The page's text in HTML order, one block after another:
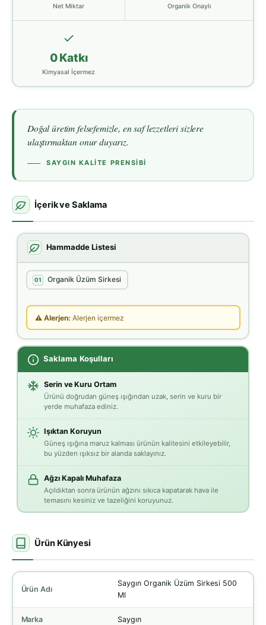
Net Miktar Organik Onaylı
0 Katkı
Kimyasal İçermez
Doğal üretim felsefemizle, en saf lezzetleri sizlere
ulaştırmaktan onur duyarız.
SAYGIN KALITE PRENSIBI
İçerik ve Saklama
Hammadde Listesi
01 Organik Üzüm Sirkesi
⚠ Alerjen: Alerjen içermez
Saklama Koşulları
Serin ve Kuru Ortam
Ürünü doğrudan güneş ışığından uzak, serin ve kuru bir
yerde muhafaza ediniz.
Işıktan Koruyun
Güneş ışığına maruz kalması ürünün kalitesini etkileyebilir,
bu yüzden ışıksız bir alanda saklayınız.
Ağzı Kapalı Muhafaza
Açıldıktan sonra ürünün ağzını sıkıca kapatarak hava ile
temasını kesiniz ve tazeliğini koruyunuz.
Ürün Künyesi
Ürün Adı
Saygın Organik Üzüm Sirkesi 500
Ml
Marka Saygın